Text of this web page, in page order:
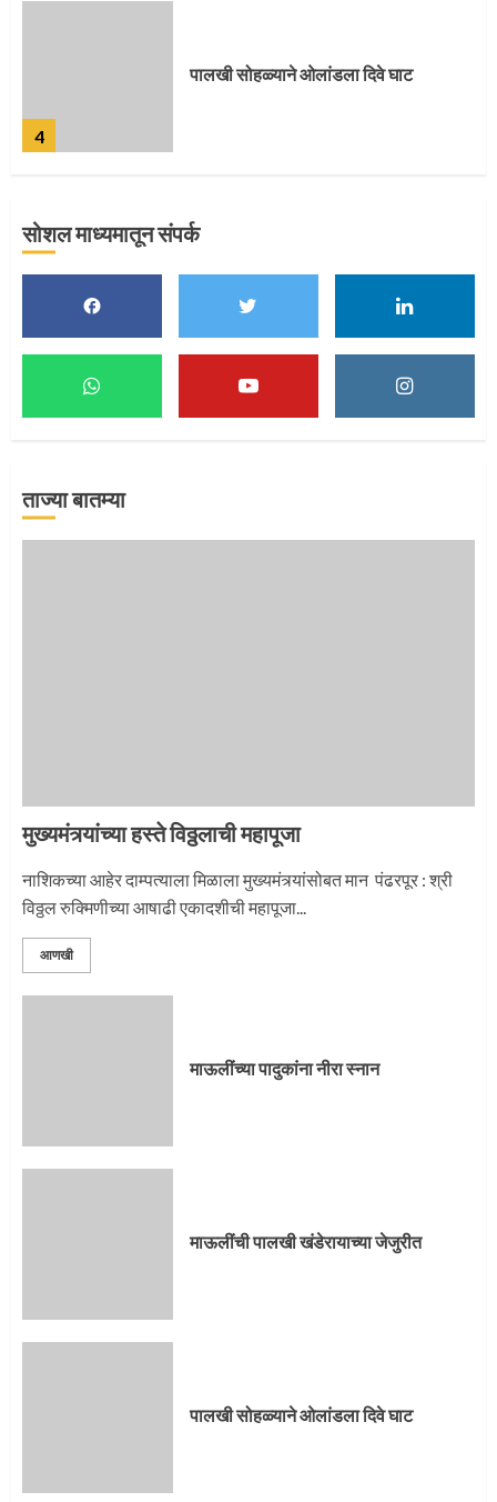
5
पुणेकरांकडून पालख्यांचे उत्साही स्वागत
मुख्यमंत्र्यांच्या हस्ते विठ्ठलाची महापूजा
माऊलींच्या पादुकांना नीरा स्नान
सोशल माध्यमातून संपर्क
ताज्या बातम्या
मुख्यमंत्र्यांच्या हस्ते विठ्ठलाची महापूजा
नाशिकच्या आहेर दाम्पत्याला मिळाला मुख्यमंत्र्यांसोबत मान पंढरपूर : श्री
विठ्ठल रुक्मिणीच्या आषाढी एकादशीची महापूजा...
आणखी
माऊलींच्या पादुकांना नीरा स्नान
माऊलींची पालखी खंडेरायाच्या जेजुरीत
पालखी सोहळ्याने ओलांडला दिवे घाट